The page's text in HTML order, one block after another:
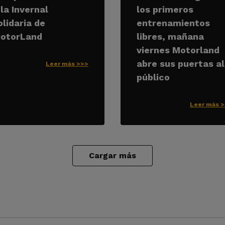
Invernal
de
Leer más >>>
los primeros
entrenamientos
libres, mañana
viernes Motorland
abre sus puertas al
público
Leer más
Cargar más